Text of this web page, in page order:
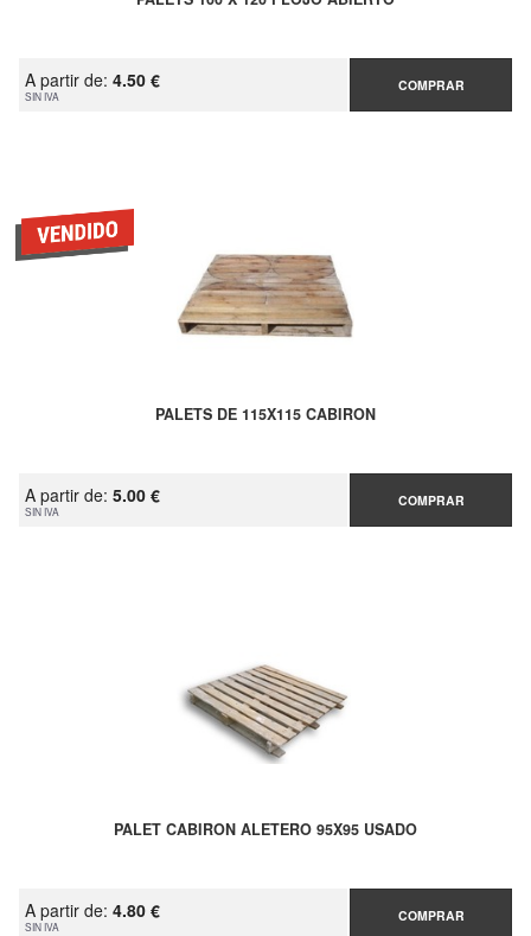
A partir de: 4.50 €
SIN IVA
COMPRAR
PALETS DE 115X115 CABIRON
A partir de: 5.00 €
SIN IVA
COMPRAR
PALET CABIRON ALETERO 95X95 USADO
A partir de: 4.80 €
SIN IVA
COMPRAR